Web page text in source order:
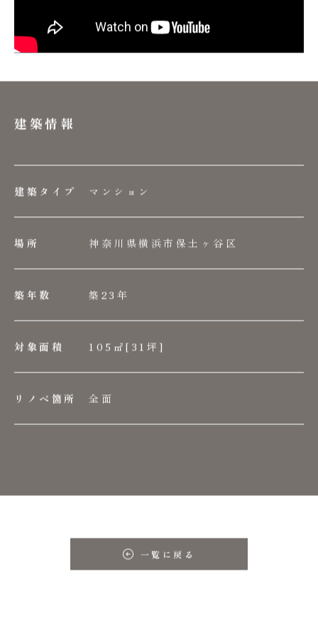
建築情報
建築タイプ マンション
場所 神奈川県横浜市保土ヶ谷区
築年数 築23年
対象面積 105㎡[31坪]
リノベ箇所 全面
一覧に戻る